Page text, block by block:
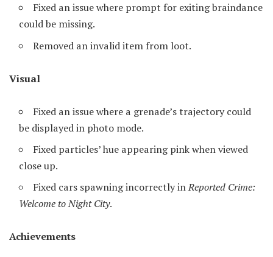
Fixed an issue where prompt for exiting braindance
could be missing.
Removed an invalid item from loot.
Visual
Fixed an issue where a grenade’s trajectory could
be displayed in photo mode.
Fixed particles’ hue appearing pink when viewed
close up.
Fixed cars spawning incorrectly inReported Crime:
Welcome to Night City.
Achievements